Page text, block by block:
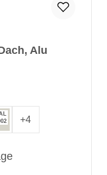
Alu
+4